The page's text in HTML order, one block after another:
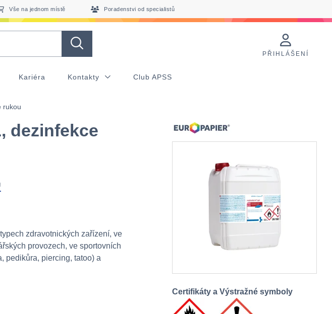
Vše na jednom místě Poradenstvi od specialistů
PŘIHLÁŠENÍ
Kariéra Kontakty Club APSS
rukou
dezinfekce
zdravotnických zařízení, ve
provozech, ve sportovních
pedikůra, piercing, tatoo) a
Certifikáty a Výstražné symboly